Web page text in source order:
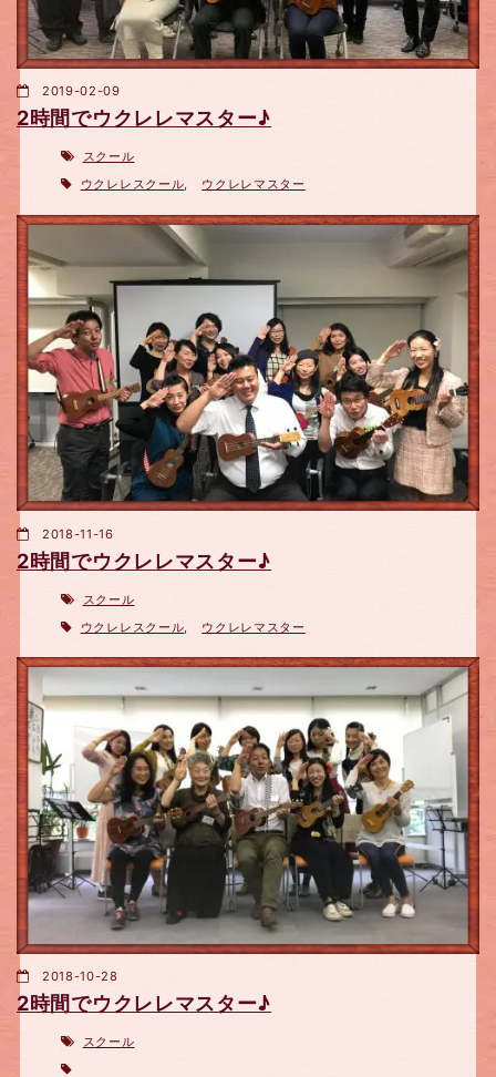
2019-02-09
2時間でウクレレマスター♪
スクール
ウクレレスクール, ウクレレマスター
2018-11-16
2時間でウクレレマスター♪
スクール
ウクレレスクール
ウクレレマスター
2018-10-28
2時間でウクレレマスター♪
スクール